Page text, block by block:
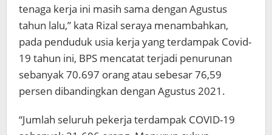
tenaga kerja ini masih sama dengan Agustus
tahun lalu,” kata Rizal seraya menambahkan,
pada penduduk usia kerja yang terdampak Covid-
19 tahun ini, BPS mencatat terjadi penurunan
sebanyak 70.697 orang atau sebesar 76,59
persen dibandingkan dengan Agustus 2021.
“Jumlah seluruh pekerja terdampak COVID-19